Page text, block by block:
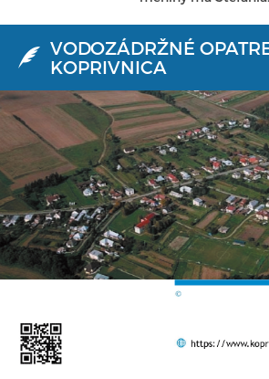
VODOZÁDRŽNÉ
KOPRIVNICA